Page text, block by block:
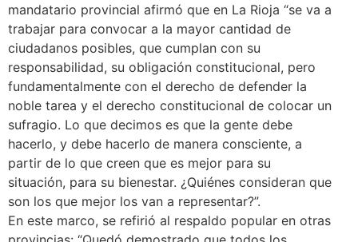
mandatario provincial afirmó que en La Rioja “se va a
trabajar para convocar a la mayor cantidad de
ciudadanos posibles, que cumplan con su
responsabilidad, su obligación constitucional, pero
fundamentalmente con el derecho de defender la
noble tarea y el derecho constitucional de colocar un
sufragio. Lo que decimos es que la gente debe
hacerlo, y debe hacerlo de manera consciente, a
partir de lo que creen que es mejor para su
situación, para su bienestar. ¿Quiénes consideran que
son los que mejor los van a representar?”.
En este marco, se refirió al respaldo popular en otras